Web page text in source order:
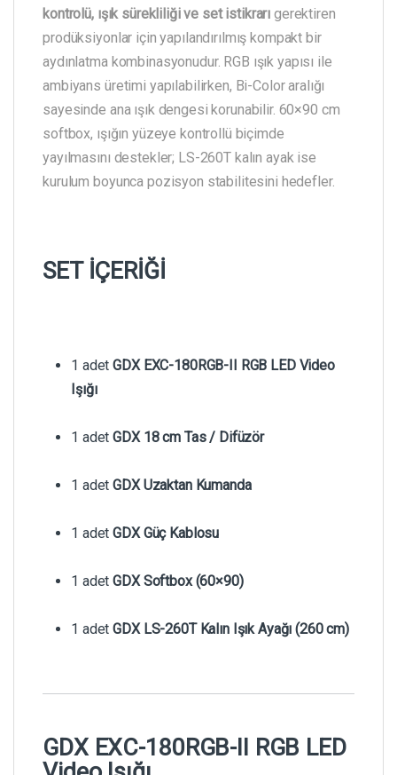
kontrolü, ışık sürekliliği ve set istikrarı gerektiren
prodüksiyonlar için yapılandırılmış kompakt bir
aydınlatma kombinasyonudur. RGB ışık yapısı ile
ambiyans üretimi yapılabilirken, Bi-Color aralığı
sayesinde ana ışık dengesi korunabilir. 60×90 cm
softbox, ışığın yüzeye kontrollü biçimde
yayılmasını destekler; LS-260T kalın ayak ise
kurulum boyunca pozisyon stabilitesini hedefler.
SET İÇERİĞİ
1 adetGDX EXC-180RGB-II RGB LED Video
Işığı
1 adetGDX 18 cm Tas / Difüzör
1 adetGDX Uzaktan Kumanda
1 adetGDX Güç Kablosu
1 adetGDX Softbox (60×90)
1 adetGDX LS-260T Kalın Işık Ayağı (260 cm)
GDX EXC-180RGB-II RGB LED